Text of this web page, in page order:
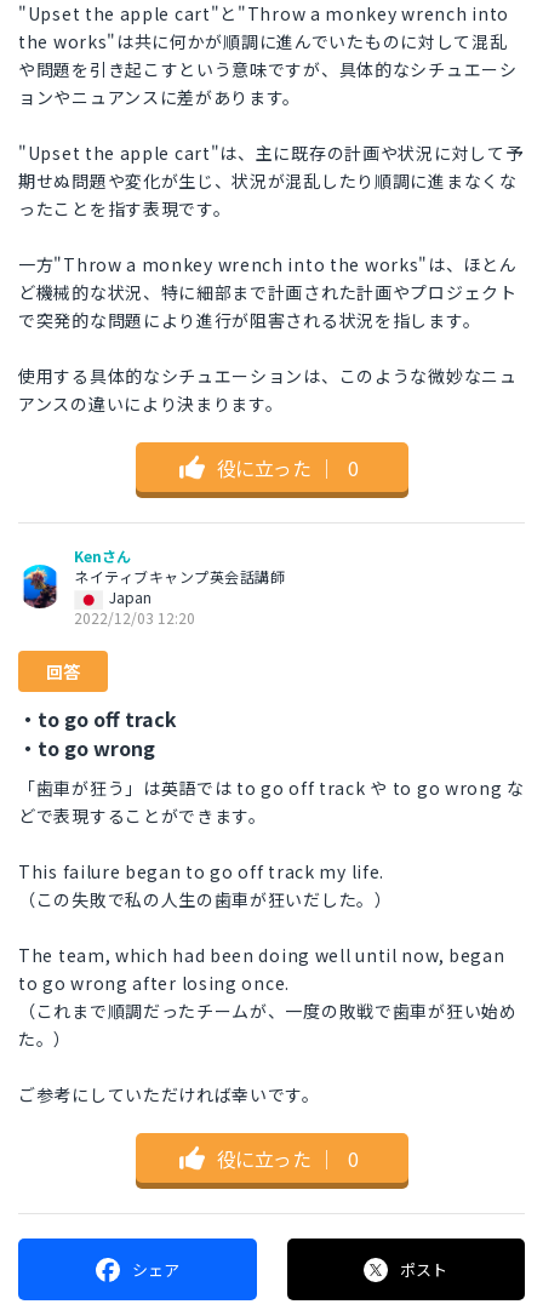
"Upset the apple cart"と"Throw a monkey wrench into
the works"は共に何かが順調に進んでいたものに対して混乱
や問題を引き起こすという意味ですが、具体的なシチュエーシ
ョンやニュアンスに差があります。
"Upset the apple cart"は、主に既存の計画や状況に対して予
期せぬ問題や変化が生じ、状況が混乱したり順調に進まなくな
ったことを指す表現です。
一方"Throw a monkey wrench into the works"は、ほとん
ど機械的な状況、特に細部まで計画された計画やプロジェクト
で突発的な問題により進行が阻害される状況を指します。
使用する具体的なシチュエーションは、このような微妙なニュ
アンスの違いにより決まります。
役に立った ｜ 0
Kenさん
ネイティブキャンプ英会話講師
Japan
2022/12/03 12:20
回答
・to go off track
・to go wrong
「歯車が狂う」は英語では to go off track や to go wrong な
どで表現することができます。
This failure began to go off track my life.
（この失敗で私の人生の歯車が狂いだした。）
The team, which had been doing well until now, began
to go wrong after losing once.
（これまで順調だったチームが、一度の敗戦で歯車が狂い始め
た。）
ご参考にしていただければ幸いです。
役に立った ｜ 0
シェア ポスト